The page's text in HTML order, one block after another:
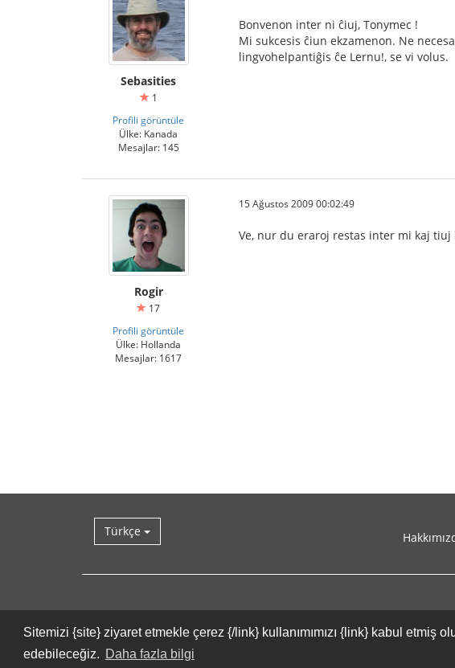
Sitemizi {site} ziyaret etmekle çerez {/link} kullanımımızı {link} kabul
edebileceğiz. Daha fazla bilgi
Sebasities
1
Profili görüntüle
Ülke: Kanada
Mesajlar: 145
Bonvenon inter ni ĉiuj, Tonymec !
Mi sukcesis ĉiun ekzamenon. Ne
lingvohelpantiĝis ĉe Lernu!, se vi volus.
Rogir
17
Profili görüntüle
Ülke: Hollanda
Mesajlar: 1617
15 Ağustos 2009 00:02:49
Ve, nur du eraroj restas inter mi kaj
Türkçe